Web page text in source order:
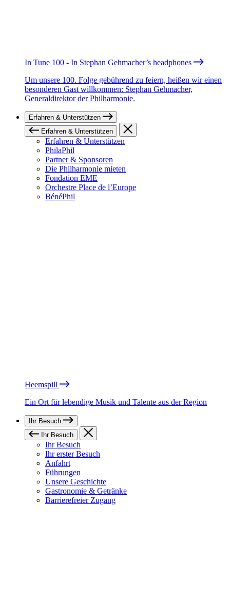
In Tune 100 - In Stephan Gehmacher’s headphones
Um unsere 100. Folge gebührend zu feiern, heißen wir einen
besonderen Gast willkommen: Stephan Gehmacher,
Generaldirektor der Philharmonie.
Erfahren & Unterstützen
Erfahren & Unterstützen
Erfahren & Unterstützen
PhilaPhil
Partner & Sponsoren
Die Philharmonie mieten
Fondation EME
Orchestre Place de l’Europe
BénéPhil
Heemspill
Ein Ort für lebendige Musik und Talente aus der Region
Ihr Besuch
Ihr Besuch
Ihr Besuch
Ihr erster Besuch
Anfahrt
Führungen
Unsere Geschichte
Gastronomie & Getränke
Barrierefreier Zugang